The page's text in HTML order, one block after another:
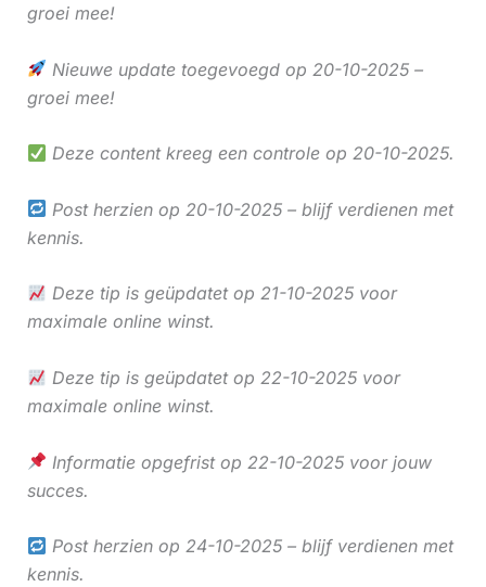
groei mee!
Nieuwe update toegevoegd op 20-10-2025 –
groei mee!
Deze content kreeg een controle op 20-10-2025.
Post herzien op 20-10-2025 – blijf verdienen met
kennis.
Deze tip is geüpdatet op 21-10-2025 voor
maximale online winst.
Deze tip is geüpdatet op 22-10-2025 voor
maximale online winst.
Informatie opgefrist op 22-10-2025 voor jouw
succes.
Post herzien op 24-10-2025 – blijf verdienen met
kennis.